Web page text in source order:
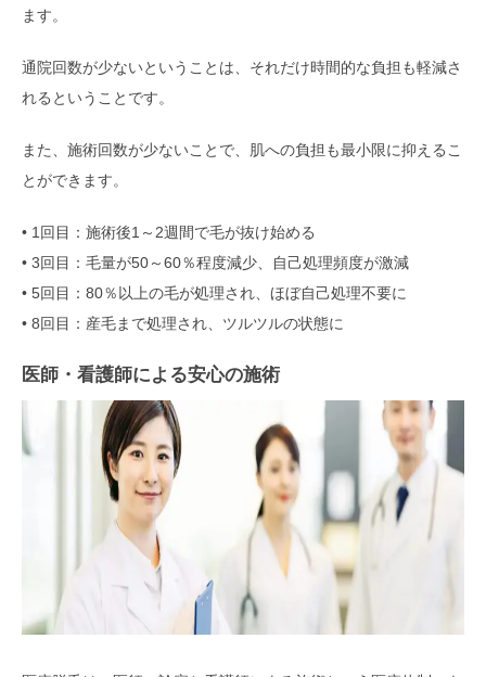
ます。
通院回数が少ないということは、それだけ時間的な負担も軽減さ
れるということです。
また、施術回数が少ないことで、肌への負担も最小限に抑えるこ
とができます。
• 1回目：施術後1～2週間で毛が抜け始める
• 3回目：毛量が50～60％程度減少、自己処理頻度が激減
• 5回目：80％以上の毛が処理され、ほぼ自己処理不要に
• 8回目：産毛まで処理され、ツルツルの状態に
医師・看護師による安心の施術